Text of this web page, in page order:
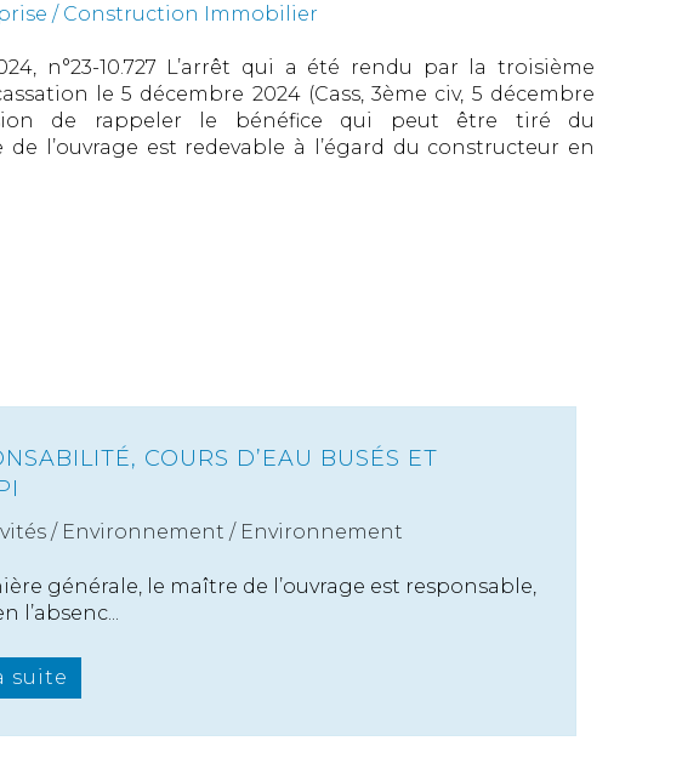
/ Construction Immobilier
n°23-10.727 L’arrêt qui a été rendu par la troisième
le 5 décembre 2024 (Cass, 3ème civ, 5 décembre
de rappeler le bénéfice qui peut être tiré du
l’ouvrage est redevable à l’égard du constructeur en
COURS D’EAU BUSÉS ET
/ Environnement / Environnement
générale, le maître de l’ouvrage est responsable,
l’absenc...
suite